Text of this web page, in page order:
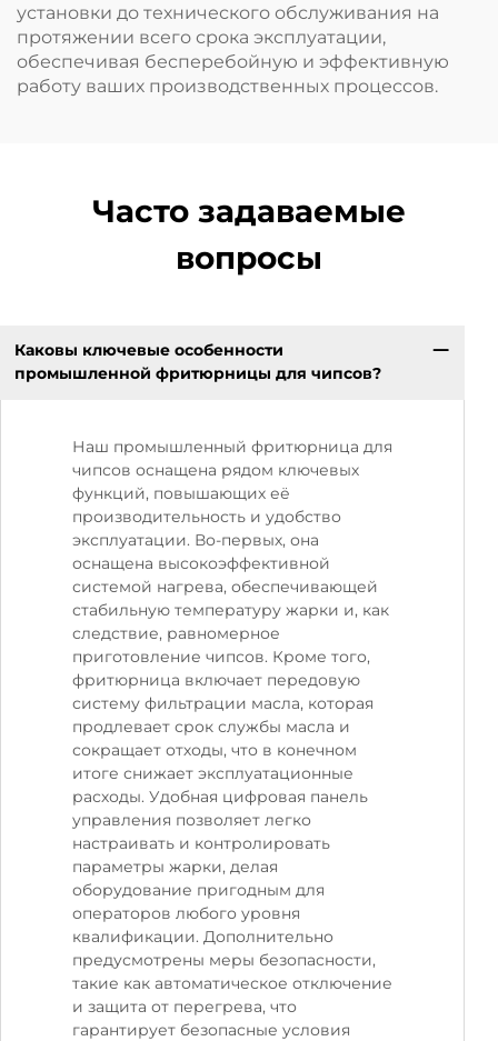
установки до технического обслуживания на
протяжении всего срока эксплуатации,
обеспечивая бесперебойную и эффективную
работу ваших производственных процессов.
Часто задаваемые
вопросы
Каковы ключевые особенности
промышленной фритюрницы для чипсов?
Наш промышленный фритюрница для
чипсов оснащена рядом ключевых
функций, повышающих её
производительность и удобство
эксплуатации. Во-первых, она
оснащена высокоэффективной
системой нагрева, обеспечивающей
стабильную температуру жарки и, как
следствие, равномерное
приготовление чипсов. Кроме того,
фритюрница включает передовую
систему фильтрации масла, которая
продлевает срок службы масла и
сокращает отходы, что в конечном
итоге снижает эксплуатационные
расходы. Удобная цифровая панель
управления позволяет легко
настраивать и контролировать
параметры жарки, делая
оборудование пригодным для
операторов любого уровня
квалификации. Дополнительно
предусмотрены меры безопасности,
такие как автоматическое отключение
и защита от перегрева, что
гарантирует безопасные условия